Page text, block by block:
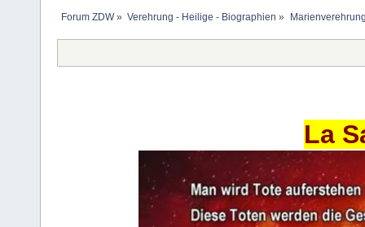
Forum ZDW» Verehrung - Heilige - Biographien »
La